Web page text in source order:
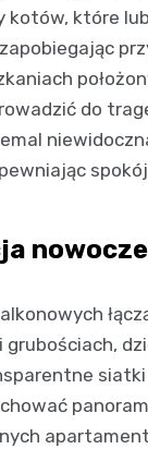
kotów, które
do